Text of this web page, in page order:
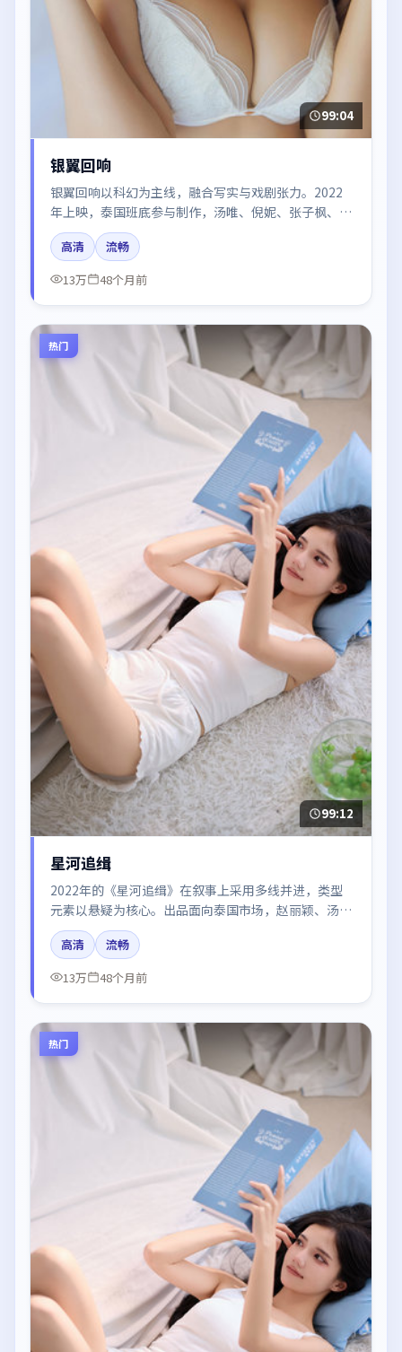
99:04
银翼回响
银翼回响以科幻为主线，融合写实与戏剧张力。2022
年上映，泰国班底参与制作，汤唯、倪妮、张子枫、梁
朝伟在片中呈现细腻表演，影像风格统一，配乐与剪辑
强化了情绪曲线。
高清
流畅
13万
48个月前
热门
99:12
星河追缉
2022年的《星河追缉》在叙事上采用多线并进，类型
元素以悬疑为核心。出品面向泰国市场，赵丽颖、汤
唯、章子怡、周迅、廖凡所饰角色推动关键反转，结尾
留白引发讨论。
高清
流畅
13万
48个月前
热门